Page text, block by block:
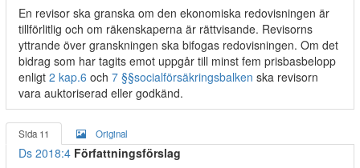
En revisor ska granska om den ekonomiska redovisningen är
tillförlitlig och om räkenskaperna är rättvisande. Revisorns
yttrande över granskningen ska bifogas redovisningen. Om det
bidrag som har tagits emot uppgår till minst fem prisbasbelopp
enligt 2 kap.6 och 7 §§socialförsäkringsbalken ska revisorn
vara auktoriserad eller godkänd.
Sida 11 Original
Ds 2018:4 Författningsförslag